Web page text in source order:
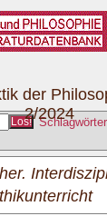
Los! Schlagwörter
der
2/2024